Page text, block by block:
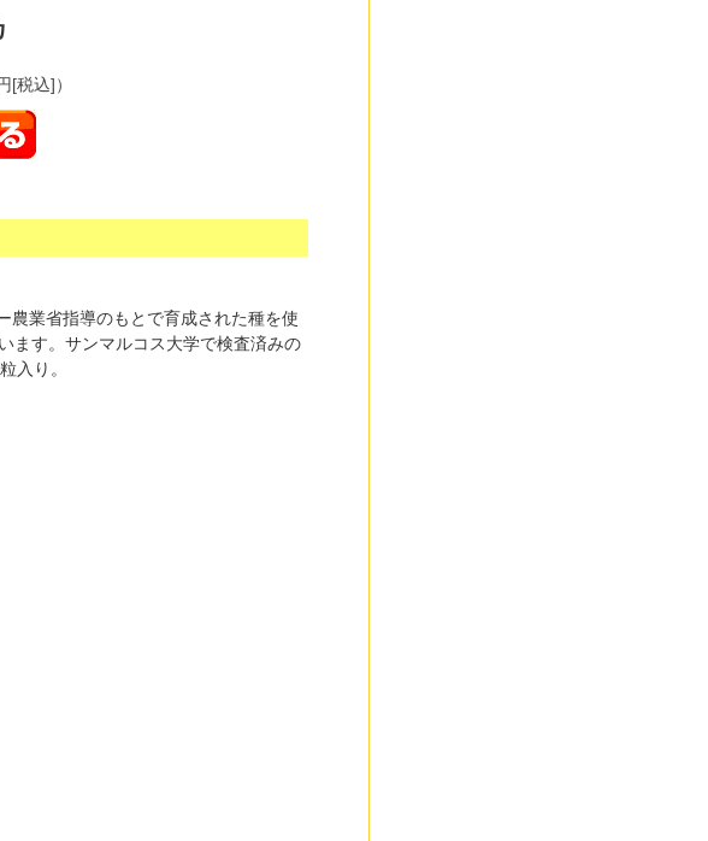
[税込]）
農業省指導のもとで育成された種を使
ます。サンマルコス大学で検査済みの
入り。